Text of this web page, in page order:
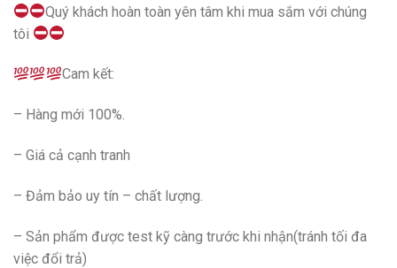
Quý khách hoàn toàn yên tâm khi mua sắm với chúng
tôi
Cam kết:
– Hàng mới 100%.
– Giá cả cạnh tranh
– Đảm bảo uy tín – chất lượng.
– Sản phẩm được test kỹ càng trước khi nhận(tránh tối đa
việc đổi trả)